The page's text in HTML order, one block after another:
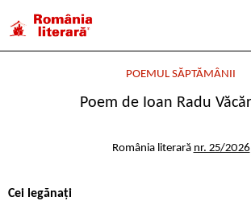
POEMUL SĂPTĂMÂNII
Poem de Ioan Radu
România literară nr. 25/2026
Cei legănați